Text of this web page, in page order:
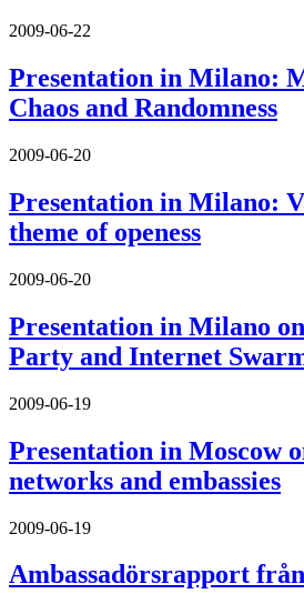
2009-06-22
Presentation in Milano:
Chaos and Randomness
2009-06-20
Presentation in Milano:
theme of openess
2009-06-20
Presentation in Milano
Party and Internet
2009-06-19
Presentation in Moscow
networks and embassies
2009-06-19
Ambassadörsrapport